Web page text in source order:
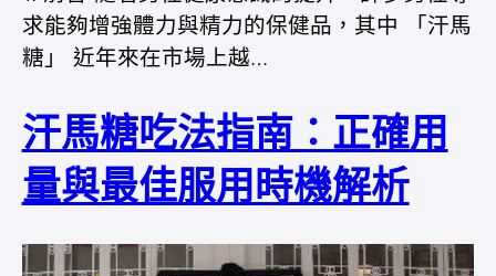
求能夠增強體力與精力的保健品，其中 「汗馬
糖」 近年來在市場上越…
汗馬糖吃法指南：正確用
量與最佳服用時機解析